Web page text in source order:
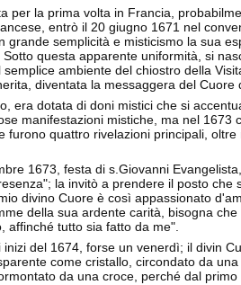
per la prima volta in Francia,
entrò il 20 giugno 1671 nel
grande semplicità e misticismo la sua
questa apparente uniformità, si
ambiente del chiostro della
diventata la messaggera del Cuore
era dotata di doni mistici che si
manifestazioni mistiche, ma nel 1673
furono quattro rivelazioni principali,
1673, festa di s.Giovanni
la invitò a prendere il posto che
divino Cuore è così appassionato
della sua ardente carità, bisogna
affinché tutto sia fatto da me".
del 1674, forse un venerdì; il divin
come cristallo, circondato da
da una croce, perché dal